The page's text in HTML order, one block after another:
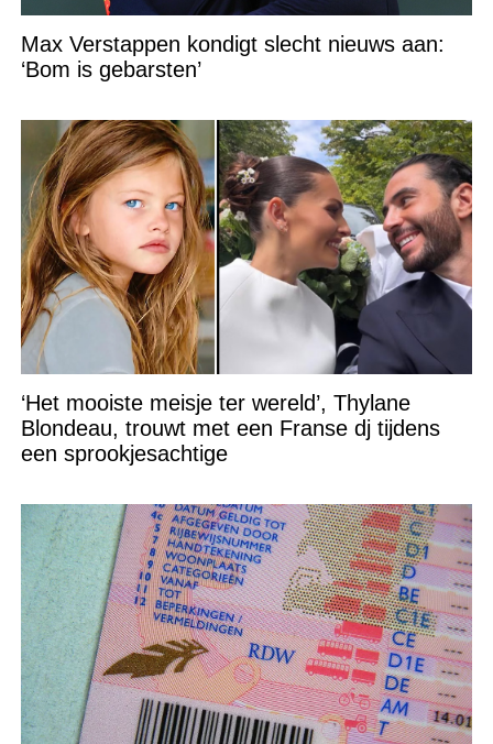
Max Verstappen kondigt slecht nieuws aan:
‘Bom is gebarsten’
‘Het mooiste meisje ter wereld’, Thylane
Blondeau, trouwt met een Franse dj tijdens
een sprookjesachtige